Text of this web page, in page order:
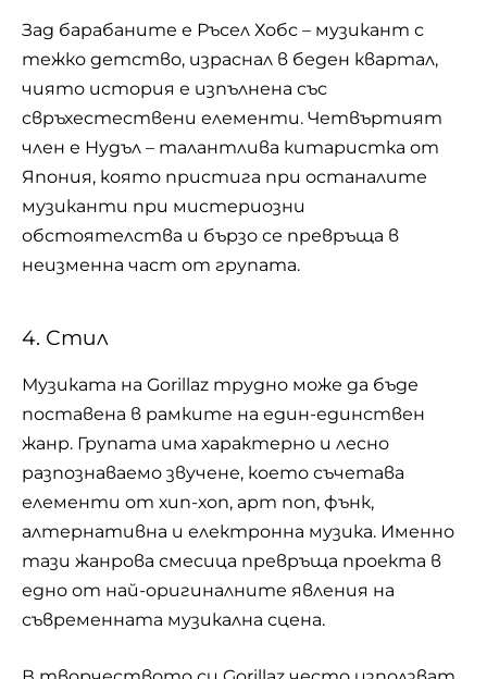
Зад барабаните е Ръсел Хобс – музикант с
тежко детство, израснал в беден квартал,
чиято история е изпълнена със
свръхестествени елементи. Четвъртият
член е Нудъл – талантлива китаристка от
Япония, която пристига при останалите
музиканти при мистериозни
обстоятелства и бързо се превръща в
неизменна част от групата.
4. Стил
Музиката на Gorillaz трудно може да бъде
поставена в рамките на един-единствен
жанр. Групата има характерно и лесно
разпознаваемо звучене, което съчетава
елементи от хип-хоп, арт поп, фънк,
алтернативна и електронна музика. Именно
тази жанрова смесица превръща проекта в
едно от най-оригиналните явления на
съвременната музикална сцена.